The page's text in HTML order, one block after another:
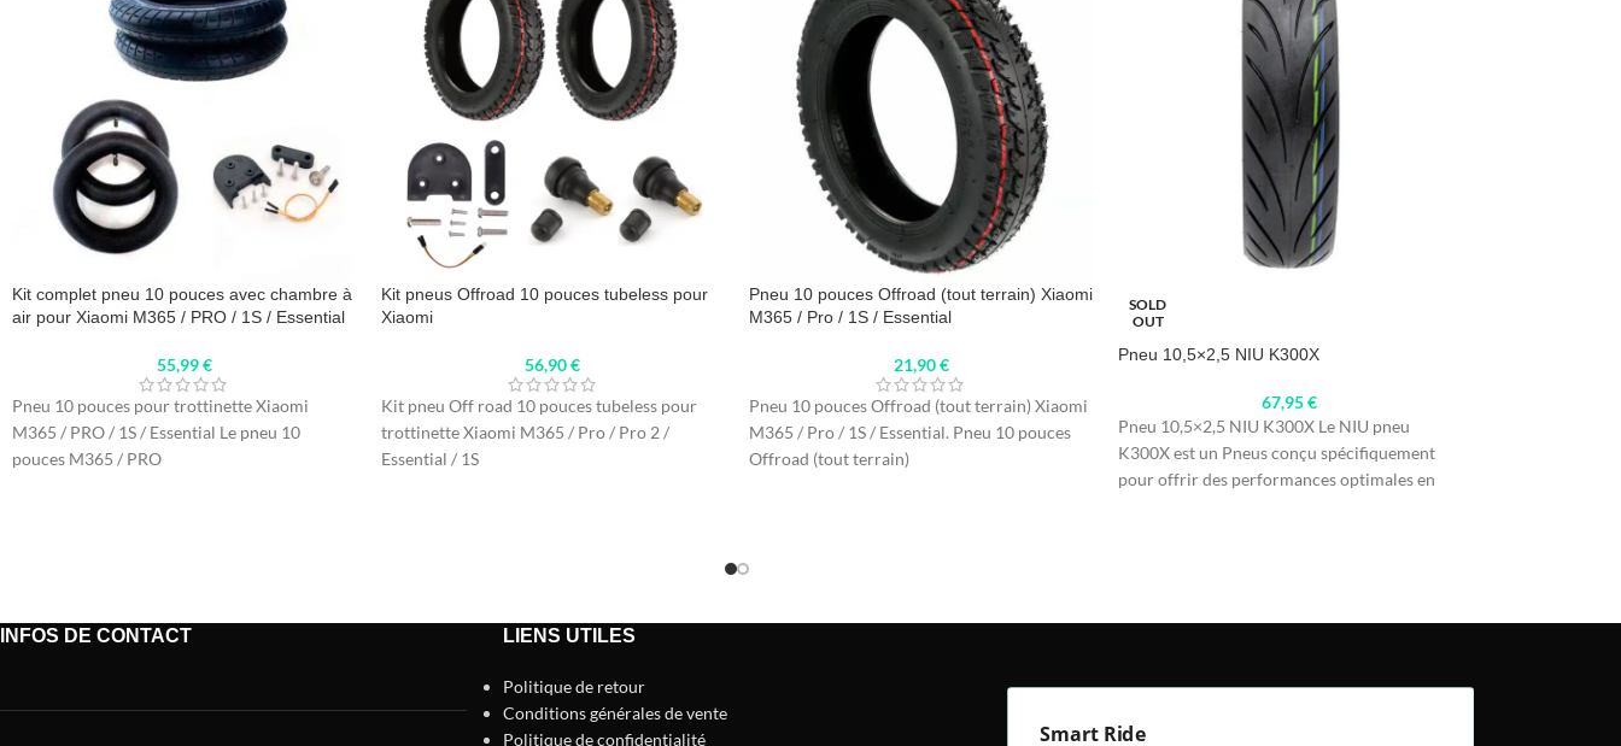
Kit complet pneu 10 pouces avec chambre à
air pour Xiaomi M365 / PRO / 1S / Essential
55,99€
Pneu 10 pouces pour trottinette Xiaomi
M365 / PRO / 1S / Essential Le pneu 10
pouces M365 / PRO
Kit pneus Offroad 10 pouces tubeless pour
Xiaomi
56,90€
Kit pneu Off road 10 pouces tubeless pour
trottinette Xiaomi M365 / Pro / Pro 2 /
Essential / 1S
Pneu 10 pouces Offroad (tout terrain) Xiaomi
M365 / Pro / 1S / Essential
21,90€
Pneu 10 pouces Offroad (tout terrain) Xiaomi
M365 / Pro / 1S / Essential. Pneu 10 pouces
Offroad (tout terrain)
SOLD
OUT
Pneu 10,5×2,5 NIU K300X
67,95€
Pneu 10,5×2,5 NIU K300X Le NIU pneu
K300X est un Pneus conçu spécifiquement
pour offrir des performances optimales en
INFOS DE CONTACT LIENS UTILES
Politique de retour
Conditions générales de vente
Politique de confidentialité
Smart Ride